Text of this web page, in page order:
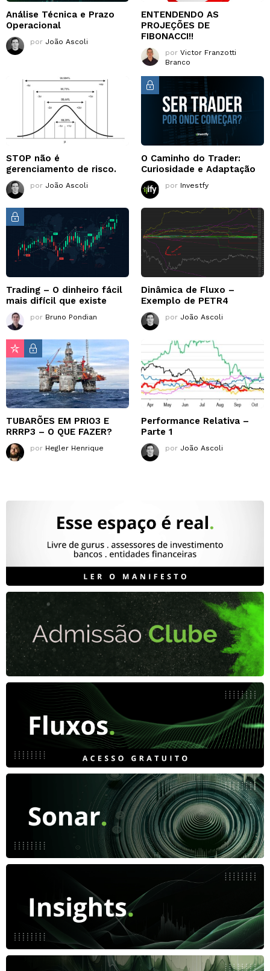
Análise Técnica e Prazo
Operacional
por João Ascoli
ENTENDENDO AS
PROJEÇÕES DE
FIBONACCI!!
por Victor Franzotti
Branco
STOP não é
gerenciamento de risco.
por João Ascoli
O Caminho do Trader:
Curiosidade e Adaptação
por Investfy
Trading – O dinheiro fácil
mais difícil que existe
por Bruno Pondian
Dinâmica de Fluxo –
Exemplo de PETR4
por João Ascoli
TUBARÕES EM PRIO3 E
RRRP3 – O QUE FAZER?
por Hegler Henrique
Performance Relativa –
Parte 1
por João Ascoli